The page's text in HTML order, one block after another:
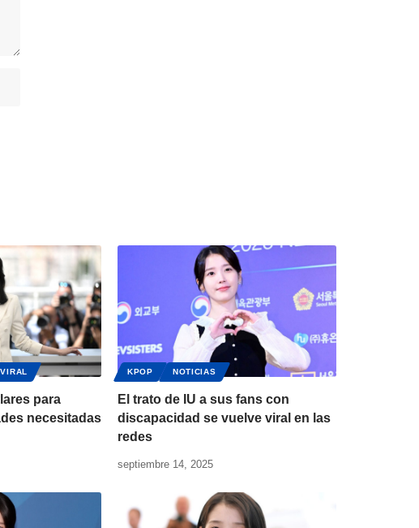
VIRAL
para
necesitadas
KPOP NOTICIAS
El trato de IU a sus fans con
discapacidad se vuelve viral en las
redes
septiembre 14, 2025